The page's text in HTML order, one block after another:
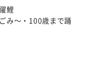
鯉
～・100歳まで踊